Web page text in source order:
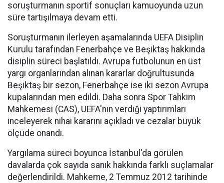
soruşturmanın sportif sonuçları kamuoyunda uzun
süre tartışılmaya devam etti.
Soruşturmanın ilerleyen aşamalarında UEFA Disiplin
Kurulu tarafından Fenerbahçe ve Beşiktaş hakkında
disiplin süreci başlatıldı. Avrupa futbolunun en üst
yargı organlarından alınan kararlar doğrultusunda
Beşiktaş bir sezon, Fenerbahçe ise iki sezon Avrupa
kupalarından men edildi. Daha sonra Spor Tahkim
Mahkemesi (CAS), UEFA'nın verdiği yaptırımları
inceleyerek nihai kararını açıkladı ve cezalar büyük
ölçüde onandı.
Yargılama süreci boyunca İstanbul'da görülen
davalarda çok sayıda sanık hakkında farklı suçlamalar
değerlendirildi. Mahkeme, 2 Temmuz 2012 tarihinde